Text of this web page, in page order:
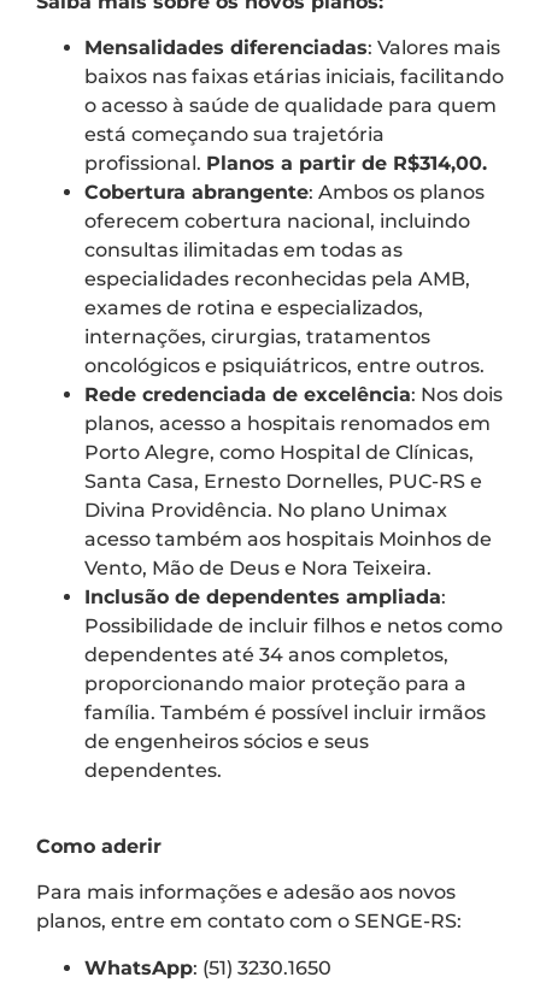
Mensalidades diferenciadas: Valores mais
baixos nas faixas etárias iniciais, facilitando
o acesso à saúde de qualidade para quem
está começando sua trajetória
profissional. Planos a partir de R$314,00.
Cobertura abrangente: Ambos os planos
oferecem cobertura nacional, incluindo
consultas ilimitadas em todas as
especialidades reconhecidas pela AMB,
exames de rotina e especializados,
internações, cirurgias, tratamentos
oncológicos e psiquiátricos, entre outros.
Rede credenciada de excelência: Nos dois
planos, acesso a hospitais renomados em
Porto Alegre, como Hospital de Clínicas,
Santa Casa, Ernesto Dornelles, PUC-RS e
Divina Providência. No plano Unimax
acesso também aos hospitais Moinhos de
Vento, Mão de Deus e Nora Teixeira.
Inclusão de dependentes ampliada:
Possibilidade de incluir filhos e netos como
dependentes até 34 anos completos,
proporcionando maior proteção para a
família. Também é possível incluir irmãos
de engenheiros sócios e seus
dependentes.
Como aderir
Para mais informações e adesão aos novos
planos, entre em contato com o SENGE-RS:
WhatsApp: (51) 3230.1650